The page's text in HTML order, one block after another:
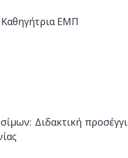
ΕΜΠ
Διδακτική